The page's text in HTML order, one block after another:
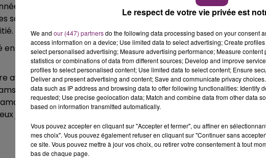
en avril 2016, Hatem Ben Arfa affirmait être un coeur à
sorties mondaines m’ont toujours un peu dérangé (...) Peut-être
Mais pour l’instant, je suis célibataire".
couple avec Kev Adams, 26 ans, Iris Mittenaere n'aurait pas
avec l'humoriste il y a quelques mois. Après son passage dans
s’était montré gêné face aux remarques insistantes de
officialisée. La rupture aurait été compliquée : le jeune
jours avant l'élection de la nouvelle Miss France, le 16 décembre.
Le respect de votre vie privée est
We and our (447) partnersdo the following data processing based on your consent
access information on a device; Use limited data to select advertising; Create
select personalised advertising; Measure advertising performance; Measure
statistics or combinations of data from different sources; Develop and improve
profiles to select personalised content; Use limited data to select content; Ensure
Deliver and present advertising and content; Save and communicate privacy
data such as IP address and browsing data to offer following functionalities: Identify
requested; Use precise geolocation data; Match and combine data from other data
based on information transmitted automatically.
Vous pouvez accepter en cliquant sur "Accepter et fermer", ou affiner en
mes choix". Vous pouvez également refuser en cliquant sur "Continuer sans
ce site. Vous pouvez mettre à jour vos choix, ou retirer votre consentement à tout
bas de chaque page.